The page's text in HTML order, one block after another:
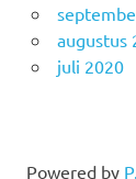
augustus
juli 2020
Powered by